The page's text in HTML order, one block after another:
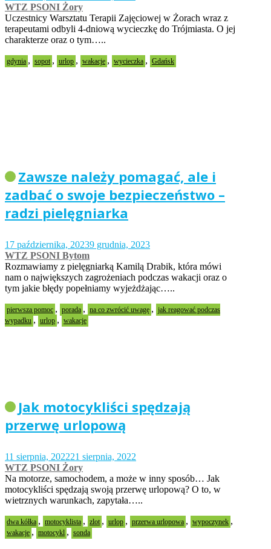
WTZ PSONI Żory
Uczestnicy Warsztatu Terapii Zajęciowej w Żorach wraz z
terapeutami odbyli 4-dniową wycieczkę do Trójmiasta. O jej
charakterze oraz o tym…..
gdynia , sopot , urlop , wakacje , wycieczka , Gdańsk
Zawsze należy pomagać, ale i
zadbać o swoje bezpieczeństwo –
radzi pielęgniarka
17 października, 20239 grudnia, 2023
WTZ PSONI Bytom
Rozmawiamy z pielęgniarką Kamilą Drabik, która mówi
nam o największych zagrożeniach podczas wakacji oraz o
tym jakie błędy popełniamy wyjeżdżając…..
pierwsza pomoc , porada , na co zwrócić uwagę , jak reagować podczas
wypadku , urlop , wakacje
Jak motocykliści spędzają
przerwę urlopową
11 sierpnia, 202221 sierpnia, 2022
WTZ PSONI Żory
Na motorze, samochodem, a może w inny sposób… Jak
motocykliści spędzają swoją przerwę urlopową? O to, w
wietrznych warunkach, zapytała…..
dwa kółka , motocyklista , zlot , urlop , przerwa urlopowa , wypoczynek ,
wakacje , motocykl , sonda